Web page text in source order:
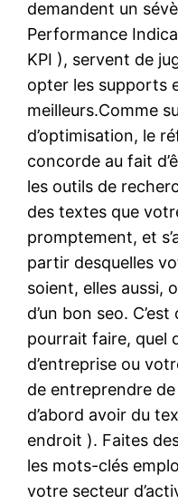
demandent un
Performance
KPI ), servent de
opter les supports
meilleurs.Comme
d’optimisation, le
concorde au fait
les outils de
des textes que
promptement, et
partir desquelles
soient, elles aussi,
d’un bon seo.
pourrait faire, quel
d’entreprise ou
de entreprendre
d’abord avoir du
endroit ). Faites
les mots-clés
votre secteur